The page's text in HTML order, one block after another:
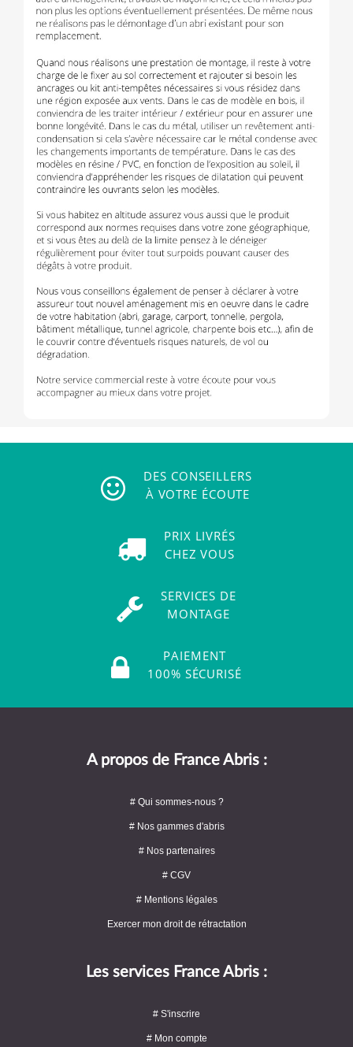
DES CONSEILLERS
À VOTRE ÉCOUTE
PRIX LIVRÉS
CHEZ VOUS
SERVICES DE
MONTAGE
PAIEMENT
100% SÉCURISÉ
A propos de France Abris :
# Qui sommes-nous ?
# Nos gammes d'abris
# Nos partenaires
# CGV
# Mentions légales
Exercer mon droit de rétractation
Les services France Abris :
# S'inscrire
# Mon compte